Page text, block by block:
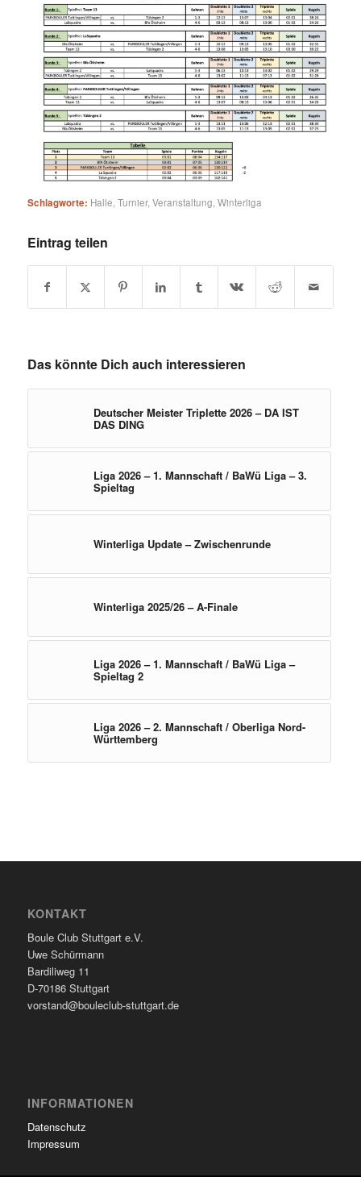
Schlagworte: Halle,Turnier,Veranstaltung,Winterliga
Eintrag teilen
Das könnte Dich auch interessieren
Deutscher Meister Triplette 2026 – DA IST
DAS DING
Liga 2026 – 1. Mannschaft / BaWü Liga – 3.
Spieltag
Winterliga Update – Zwischenrunde
Winterliga 2025/26 – A-Finale
Liga 2026 – 1. Mannschaft / BaWü Liga –
Spieltag 2
Liga 2026 – 2. Mannschaft / Oberliga Nord-
Württemberg
KONTAKT
Boule Club Stuttgart e.V.
Uwe Schürmann
Bardiliweg 11
D-70186 Stuttgart
vorstand@bouleclub-stuttgart.de
INFORMATIONEN
Datenschutz
Impressum